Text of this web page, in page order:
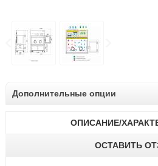
Дополнительные опции
ОПИСАНИЕ/
ОСТАВИТЬ